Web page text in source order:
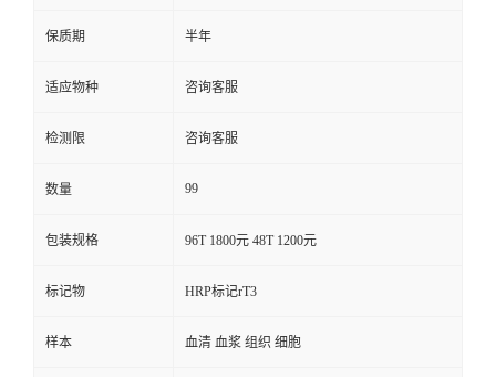
保质期 半年
适应物种 咨询客服
检测限 咨询客服
数量 99
包装规格 96T 1800元 48T 1200元
标记物 HRP标记rT3
样本 血清 血浆 组织 细胞